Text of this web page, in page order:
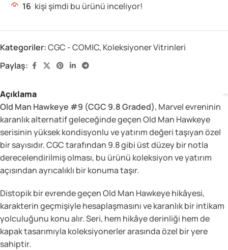
16 kişi şimdi bu ürünü inceliyor!
Kategoriler:CGC - COMIC, Koleksiyoner Vitrinleri
Paylaş:
Açıklama
Old Man Hawkeye #9 (CGC 9.8 Graded), Marvel evreninin
karanlık alternatif geleceğinde geçen Old Man Hawkeye
serisinin yüksek kondisyonlu ve yatırım değeri taşıyan özel
bir sayısıdır. CGC tarafından 9.8 gibi üst düzey bir notla
derecelendirilmiş olması, bu ürünü koleksiyon ve yatırım
açısından ayrıcalıklı bir konuma taşır.
Distopik bir evrende geçen Old Man Hawkeye hikâyesi,
karakterin geçmişiyle hesaplaşmasını ve karanlık bir intikam
yolculuğunu konu alır. Seri, hem hikâye derinliği hem de
kapak tasarımıyla koleksiyonerler arasında özel bir yere
sahiptir.